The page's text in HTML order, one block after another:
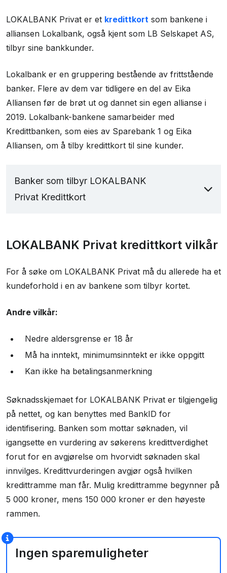
Inkluderer reise- og avbestillingsforsikring
LOKALBANK Privat som reisekort?
Oppsummering
Sammenlign LOKALBANK Privat mot andre kort
Fant du ikke riktig kort?
Spørsmål og svar
Kontaktinformasjon
LOKALBANK Privat er et kredittkort som bankene i
alliansen Lokalbank, også kjent som LB Selskapet AS,
tilbyr sine bankkunder.
Lokalbank er en gruppering bestående av frittstående
banker. Flere av dem var tidligere en del av Eika
Alliansen før de brøt ut og dannet sin egen allianse i
2019. Lokalbank-bankene samarbeider med
Kredittbanken, som eies av Sparebank 1 og Eika
Alliansen, om å tilby kredittkort til sine kunder.
Banker som tilbyr LOKALBANK
Privat Kredittkort
Aasen Sparebank
Nidaros Sparebank
Ørland Sparebank
Sparebanken DIN
Drangedal Sparebank
Askim & Spydeberg Sparebank
LOKALBANK Privat kredittkort vilkår
For å søke om LOKALBANK Privat må du allerede ha et
kundeforhold i en av bankene som tilbyr kortet.
Andre vilkår:
Nedre aldersgrense er 18 år
Må ha inntekt, minimumsinntekt er ikke oppgitt
Kan ikke ha betalingsanmerkning
Søknadsskjemaet for LOKALBANK Privat er tilgjengelig
på nettet, og kan benyttes med BankID for
identifisering. Banken som mottar søknaden, vil
igangsette en vurdering av søkerens kredittverdighet
forut for en avgjørelse om hvorvidt søknaden skal
innvilges. Kredittvurderingen avgjør også hvilken
kredittramme man får. Mulig kredittramme begynner på
5 000 kroner, mens 150 000 kroner er den høyeste
rammen.
Ingen sparemuligheter